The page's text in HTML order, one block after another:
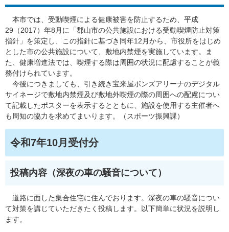
本市では、受動喫煙による健康被害を防止するため、平成
29（2017）年8月に「郡山市の公共施設における受動喫煙防止対策
指針」を策定し、この指針に基づき同年12月から、市役所をはじめ
とした市の公共施設について、敷地内禁煙を実施しています。ま
た、健康増進法では、喫煙する際は周囲の状況に配慮することが義
務付けられています。
今後につきましても、引き続き宝来屋ボンズアリーナのデジタル
サイネージで敷地内禁煙及び敷地外喫煙の際の周囲への配慮につい
て記載したポスターを表示するとともに、施設を使用する主催者へ
も周知の協力を求めてまいります。（スポーツ振興課）
令和7年10月受付分
投稿内容（深夜の車の騒音について​）
道路に面した集合住宅に住んでおります。深夜の車の騒音につい
て対策を講じていただきたく投稿します。以下簡単に状況を説明し
ます。